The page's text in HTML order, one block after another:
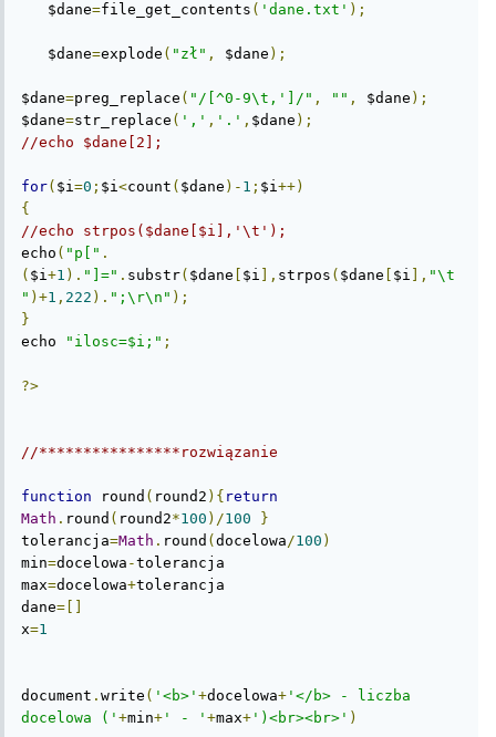
   $dane
=file_get_contents ( 'dane.txt' );
   $dane
=explode ( "zł" , $dane );
$dane=preg_replace ( "/[^0-9\t,']/" , "" , $dane );
$dane=str_replace ( ',' , '.' , $dane );
//echo $dane[2];
for( $i=0 ; $i<count ( $dane )- 1 ; $i++)
{
//echo strpos($dane[$i],'\t');
echo ( "p[" .
( $i+1 ). "]=" . substr( $dane $i ], strpos ( $dane $i ], "\t
" )+1 , 222 ). ";\r\n" );
}
echo
"ilosc=$i;" ;
?>
//****************rozwiązanie
function round ( round2 ){ return
Math . round ( round2*100 )/100
}
tolerancja=Math . round ( docelowa/100 )
min=docelowa -tolerancja
max=docelowa+tolerancja
dane=[]
x=1
document . write ( '<b>' +docelowa+ '</b> - liczba
docelowa (' +min+ ' - ' +max+ ')<br><br>' )